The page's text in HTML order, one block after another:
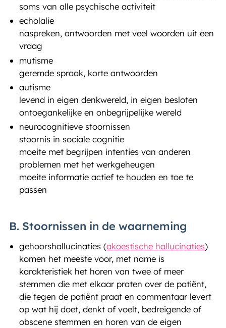
soms van alle psychische activiteit
echolalie
naspreken, antwoorden met veel woorden uit een
vraag
mutisme
geremde spraak, korte antwoorden
autisme
levend in eigen denkwereld, in eigen besloten
ontoegankelijke en onbegrijpelijke wereld
neurocognitieve stoornissen
stoornis in sociale cognitie
moeite met begrijpen intenties van anderen
problemen met het werkgeheugen
moeite informatie actief te houden en toe te
passen
B. Stoornissen in de waarneming
gehoorshallucinaties (akoestische hallucinaties)
komen het meeste voor, met name is
karakteristiek het horen van twee of meer
stemmen die met elkaar praten over de patiënt,
die tegen de patiënt praat en commentaar levert
op wat hij doet, denkt of voelt, bedreigende of
obscene stemmen en horen van de eigen